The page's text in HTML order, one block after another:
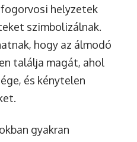
helyzetek
szimbolizálnak.
hogy az álmodó
találja magát, ahol
és kénytelen
gyakran